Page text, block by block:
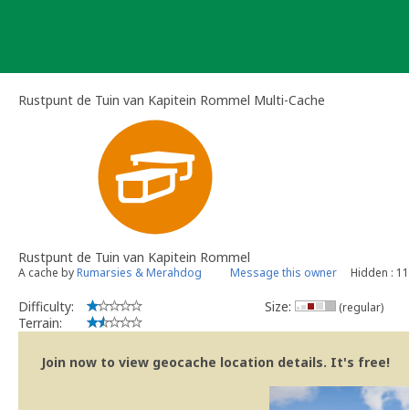
Rustpunt de Tuin van Kapitein Rommel Multi-Cache
Rustpunt de Tuin van Kapitein Rommel
A cache byRumarsies & Merahdog Message this owner Hidden :
Difficulty:
Terrain:
Size: (regular)
Join now to view geocache location details. It's free!